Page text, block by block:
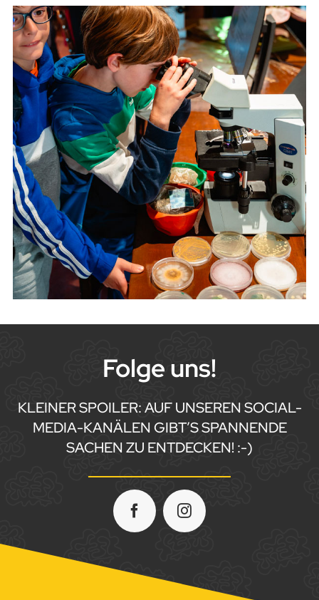
Folge uns!
KLEINER SPOILER: AUF UNSEREN SOCIAL-
MEDIA-KANÄLEN GIBT’S SPANNENDE
SACHEN ZU ENTDECKEN! :-)